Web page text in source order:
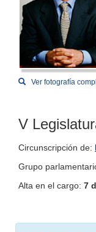
Ver fotografía
V
Circunscripción de:
Grupo
Alta en el cargo: 7